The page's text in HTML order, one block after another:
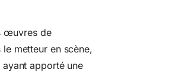
œuvres de
metteur en scène,
apporté une